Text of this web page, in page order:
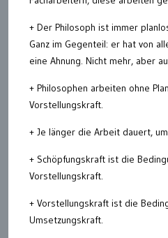
+ Der Philosoph ist immer
Ganz im Gegenteil: er hat von
eine Ahnung. Nicht mehr, aber
+ Philosophen arbeiten ohne
Vorstellungskraft.
+ Je länger die Arbeit dauert,
+ Schöpfungskraft ist die
Vorstellungskraft.
+ Vorstellungskraft ist die
Umsetzungskraft.